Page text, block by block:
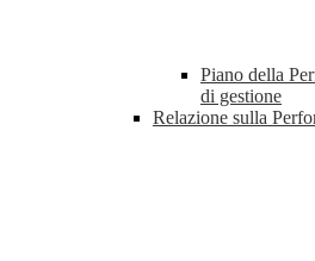
Piano della
di gestione
Relazione sulla